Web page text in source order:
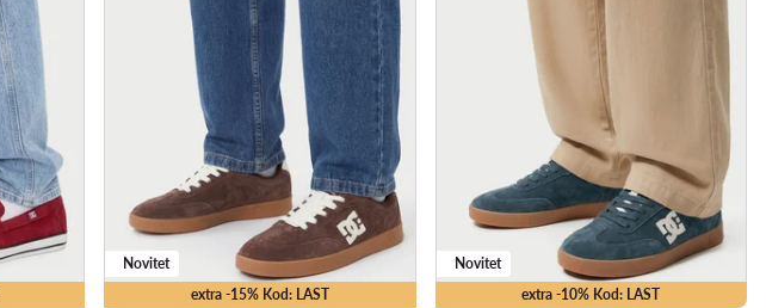
extra -15% Kod: LAST
Novitet
extra -10% Kod: LAST
Novitet